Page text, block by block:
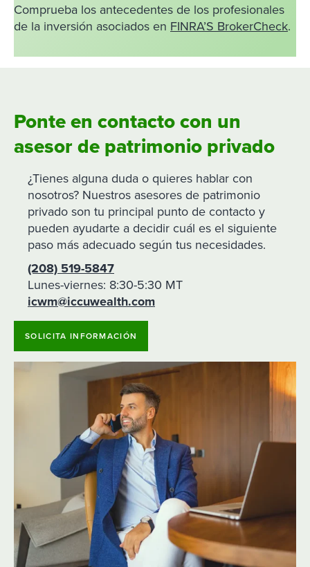
Comprueba los antecedentes de los profesionales
de la inversión asociados en FINRA’S BrokerCheck.
Ponte en contacto con un
asesor de patrimonio privado
¿Tienes alguna duda o quieres hablar con
nosotros? Nuestros asesores de patrimonio
privado son tu principal punto de contacto y
pueden ayudarte a decidir cuál es el siguiente
paso más adecuado según tus necesidades.
(208) 519-5847
Lunes-viernes: 8:30-5:30 MT
icwm@iccuwealth.com
SOLICITA INFORMACIÓN